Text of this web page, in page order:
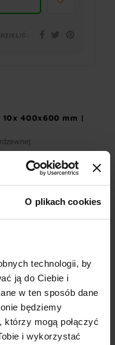
O plikach cookies
technologii, by
ją do Ciebie i
w ten sposób dane
będziemy
którzy mogą połączyć
i wykorzystać
10x 400x600 mm |